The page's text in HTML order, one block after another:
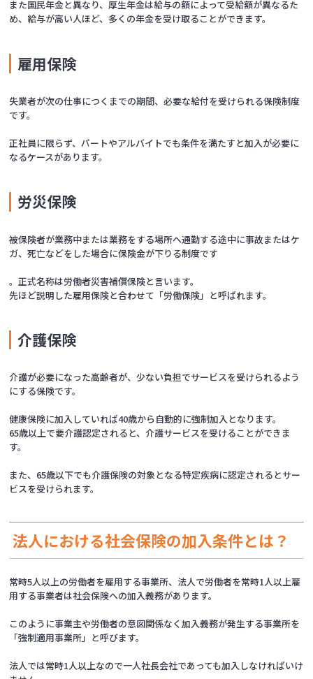
また国民年金と異なり、厚生年金は給与の額によって受給額が異なるた
め、給与が高い人ほど、多くの年金を受け取ることができます。
雇用保険
失業者が次の仕事につくまでの期間、必要な給付を受けられる保険制度
です。
正社員に限らず、パートやアルバイトでも条件を満たすと加入が必要に
なるケースがあります。
労災保険
被保険者が業務中または業務をする場所へ通勤する途中に事故またはケ
ガ、死亡などをした場合に保険金が下りる制度です
。正式名称は労働者災害補償保険と言います。
先ほど説明した雇用保険と合わせて「労働保険」と呼ばれます。
介護保険
介護が必要になった高齢者が、少ない負担でサービスを受けられるよう
にする保険です。
健康保険に加入していれば40歳から自動的に強制加入となります。
65歳以上で要介護認定されると、介護サービスを受けることができま
す。
また、65歳以下でも介護保険の対象となる特定疾病に認定されるとサー
ビスを受けられます。
法人における社会保険の加入条件とは？
常時5人以上の労働者を雇用する事業所、法人で労働者を常時1人以上雇
用する事業者は社会保険への加入義務があります。
このように事業主や労働者の意図関係なく加入義務が発生する事業所を
「強制適用事業所」と呼びます。
法人では常時1人以上なので一人社長会社であっても加入しなければいけ